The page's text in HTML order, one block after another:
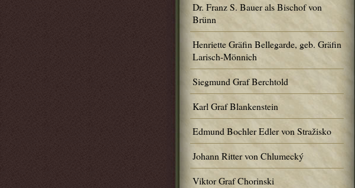
Dr. Franz S. Bauer als Bischof von
Brünn
Henriette Gräfin Bellegarde, geb. Gräfin
Larisch-Mönnich
Siegmund Graf Berchtold
Karl Graf Blankenstein
Edmund Bochler Edler von Stražisko
Johann Ritter von Chlumecký
Viktor Graf Chorinski